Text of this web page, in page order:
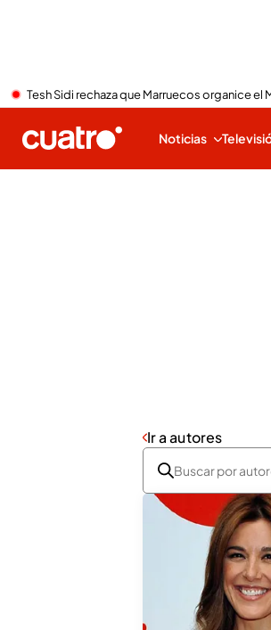
Tesh Sidi rechaza que Marruecos organice el
Noticias
Ir a autores